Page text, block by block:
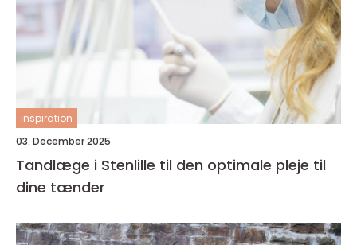
inspiration
03. December 2025
Tandlæge i Stenlille til den optimale pleje til
dine tænder